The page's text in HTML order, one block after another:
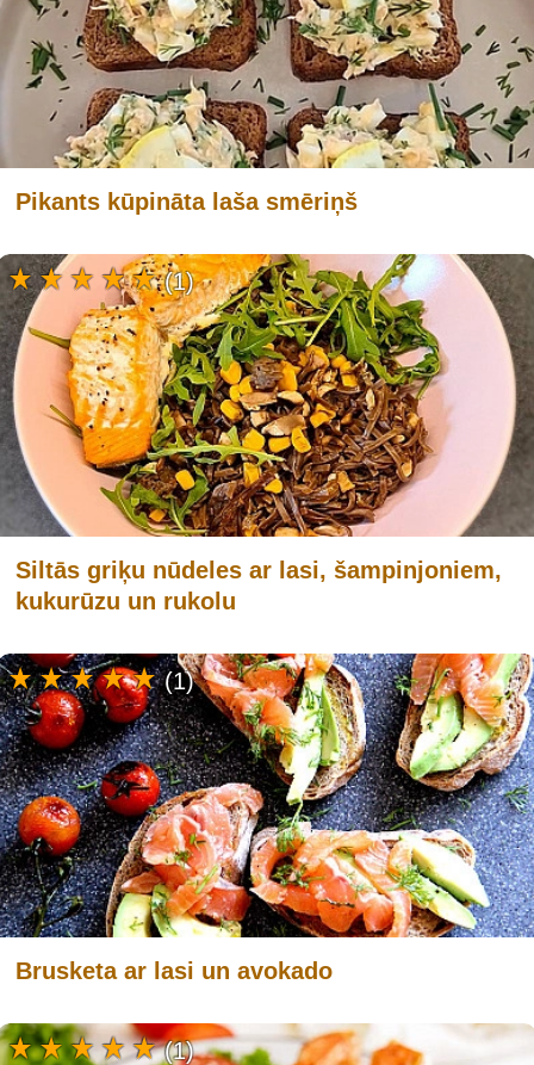
Pikants kūpināta laša smēriņš
Siltās griķu nūdeles ar lasi, šampinjoniem,
kukurūzu un rukolu
(1)
Brusketa ar lasi un avokado
(1)
(1)